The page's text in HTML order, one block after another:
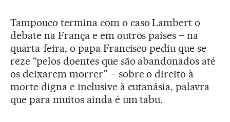
Tampouco termina com o caso Lambert o
debate na França e em outros países – na
quarta-feira, o papa Francisco pediu que se
reze “pelos doentes que são abandonados até
os deixarem morrer” – sobre o direito à
morte digna e inclusive à eutanásia, palavra
que para muitos ainda é um tabu.